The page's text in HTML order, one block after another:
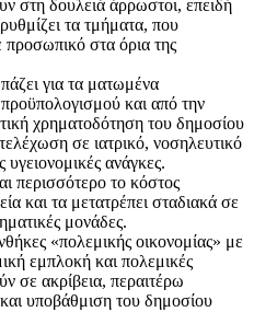
στη δουλειά άρρωστοι, επειδή
τα τμήματα, που
προσωπικό στα όρια της
για τα ματωμένα
και από την
χρηματοδότηση του δημοσίου
σε ιατρικό, νοσηλευτικό
ανάγκες.
περισσότερο το κόστος
και τα μετατρέπει σταδιακά σε
μονάδες.
«πολεμικής οικονομίας» με
εμπλοκή και πολεμικές
σε ακρίβεια, περαιτέρω
υποβάθμιση του δημοσίου